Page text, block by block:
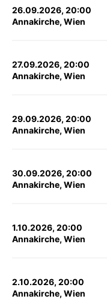
26.09.2026, 20:00
Annakirche, Wien
27.09.2026, 20:00
Annakirche, Wien
29.09.2026, 20:00
Annakirche, Wien
30.09.2026, 20:00
Annakirche, Wien
1.10.2026, 20:00
Annakirche, Wien
2.10.2026, 20:00
Annakirche, Wien